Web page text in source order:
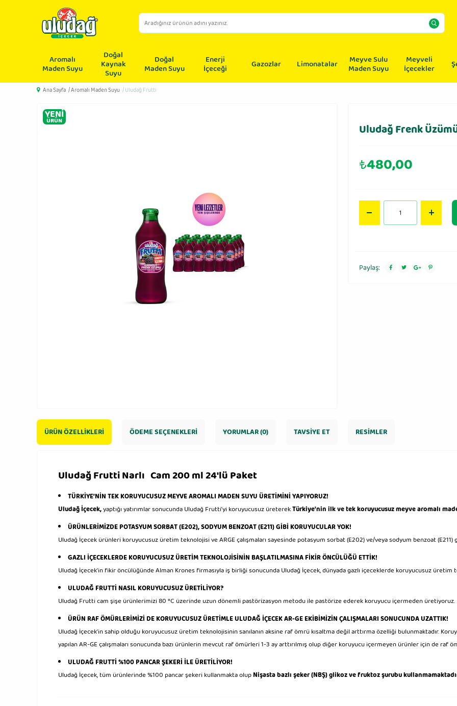
Aromalı
Maden Suyu
Doğal
Kaynak
Suyu
Doğal
Maden Suyu
Enerji
İçeceği Gazozlar Limonatalar Meyve Sulu
Maden Suyu
Meyveli
İçecekler
Ana Sayfa / Aromalı Maden Suyu / Uludağ Frutti
YENI
ÜRÜN Uludağ Frenk
₺480,00
Paylaş:
ÜRÜN ÖZELLIKLERI ÖDEME SEÇENEKLERI YORUMLAR (0) TAVSIYE ET RESIMLER
Uludağ Frutti Narlı Cam 200 ml 24′lü Paket
TÜRKİYE’NİN TEK KORUYUCUSUZ MEYVE AROMALI MADEN SUYU ÜRETİMİNİ YAPIYORUZ!
Uludağ İçecek,yaptığı yatırımlar sonucunda Uludağ Frutti’yi koruyucusuz üreterekTürkiye'nin ilk ve tek koruyucusuz meyve aromalı
ÜRÜNLERİMİZDE POTASYUM SORBAT (E202), SODYUM BENZOAT (E211) GİBİ KORUYUCULAR YOK!
Uludağ İçecek ürünleri koruyucusuz üretim teknolojisi ve ARGE çalışmaları sayesinde potasyum sorbat (E202) ve/veya sodyum benzoat
GAZLI İÇECEKLERDE KORUYUCUSUZ ÜRETİM TEKNOLOJİSİNİN BAŞLATILMASINA FİKİR ÖNCÜLÜĞÜ ETTİK!
Uludağ İçecek’in fikir öncülüğünde Alman Krones firmasıyla iş birliği sonucunda Uludağ İçecek, dünyada gazlı içeceklerde koruyucusuz
ULUDAĞ FRUTTİ NASIL KORUYUCUSUZ ÜRETİLİYOR?
Uludağ Frutti cam şişe ürünlerimizi 80 °C üzerinde uzun dönemli pastörizasyon metodu ile pastörize ederek koruyucu içermeden üretiyoruz.
ÜRÜN RAF ÖMÜRLERİMİZİ DE KORUYUCUSUZ ÜRETİMLE ULUDAĞ İÇECEK AR-GE EKİBİMİZİN ÇALIŞMALARI SONUCUNDA UZATTIK!
Uludağ İçecek’in sahip olduğu koruyucusuz üretim teknolojisinin sanılanın aksine raf ömrü kısaltma değil arttırma özelliği bulunmaktadır.
yapılan AR-GE çalışmaları sonucunda bazı ürünlerin mevcut raf ömürleri 1-3 ay arttırılmış olup diğer koruyucu içermeyen ürünler için de raf
ULUDAĞ FRUTTİ %100 PANCAR ŞEKERİ İLE ÜRETİLİYOR!
Uludağ İçecek, tüm ürünlerinde %100 pancar şekeri kullanmakta olupNişasta bazlı şeker (NBŞ) glikoz ve fruktoz şurubu